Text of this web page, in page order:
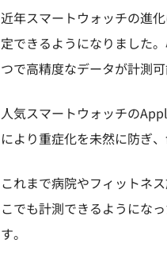
近年スマートウォッチの進
定できるようになりました
つで高精度なデータが計測可
人気スマートウォッチの
により重症化を未然に防ぎ
これまで病院やフィットネ
こでも計測できるようにな
す。